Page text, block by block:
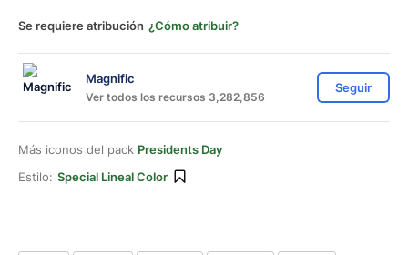
Se requiere atribución ¿Cómo atribuir?
Magnific
Ver todos los recursos 3,282,856
Seguir
Más iconos del pack Presidents Day
Estilo: Special Lineal Color